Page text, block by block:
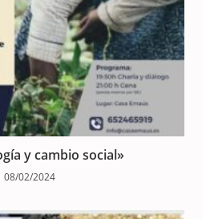
y cambio social»
08/02/2024